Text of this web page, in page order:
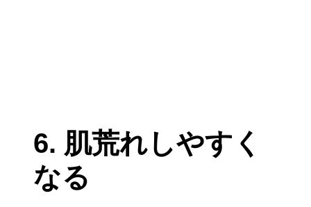
6. 肌荒れしやすく
なる